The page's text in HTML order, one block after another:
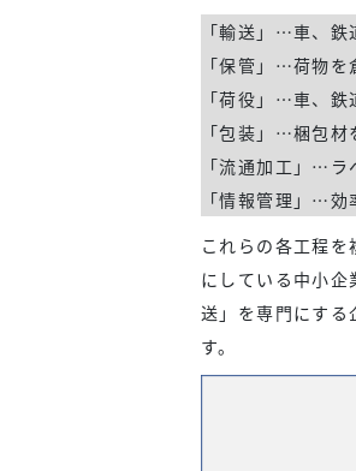
「輸送」…車、
「保管」…荷物
「荷役」…車、
「包装」…梱包
「流通加工」…
「情報管理」…
これらの各工程
にしている中小
送」を専門にする
す。